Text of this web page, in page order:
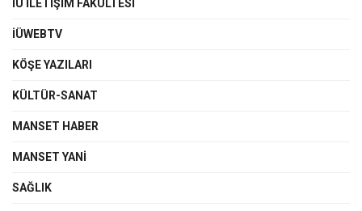
İÜ İLETIŞIM FAKÜLTESI
İÜWEBTV
KÖŞE YAZILARI
KÜLTÜR-SANAT
MANSET HABER
MANSET YANI
SAĞLIK